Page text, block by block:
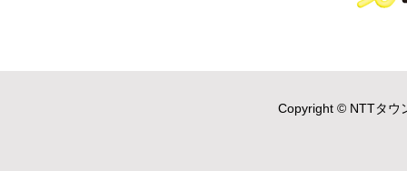
Copyright © NTTタウ